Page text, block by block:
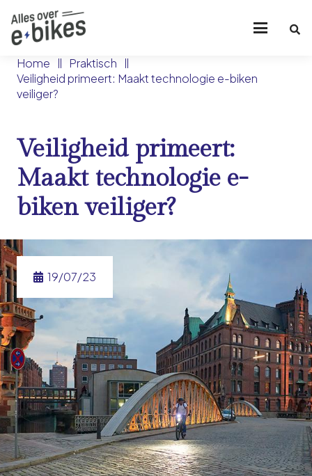
Home
Praktisch
Veiligheid primeert: Maakt technologie e-biken
veiliger?
Veiligheid primeert:
Maakt technologie e-
biken veiliger?
19/07/23